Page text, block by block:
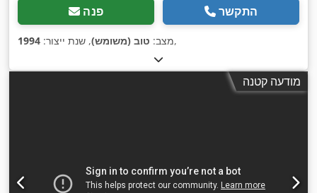
פנה התקשר
מצב: טוב (משומש), שנת ייצור: 1994 ,
מודעה קטנה